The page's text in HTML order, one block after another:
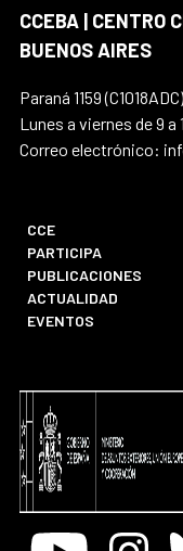
CCEBA | CENTRO
BUENOS AIRES
Paraná 1159
Lunes a viernes de 9 a
Correo electrónico:
CCE
PARTICIPA
PUBLICACIONES
ACTUALIDAD
EVENTOS
Youtube